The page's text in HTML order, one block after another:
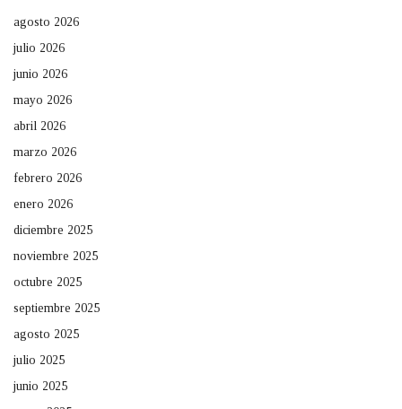
agosto 2026
julio 2026
junio 2026
mayo 2026
abril 2026
marzo 2026
febrero 2026
enero 2026
diciembre 2025
noviembre 2025
octubre 2025
septiembre 2025
agosto 2025
julio 2025
junio 2025